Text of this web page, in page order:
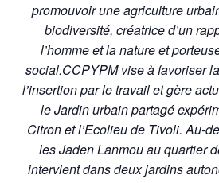
promouvoir une agriculture
biodiversité, créatrice d’un
l’homme et la nature et
social.CCPYPM vise à favoriser
l’insertion par le travail et gère
le Jardin urbain partagé
Citron et l’Ecolieu de Tivoli. Au-
les Jaden Lanmou au quartier
intervient dans deux jardins